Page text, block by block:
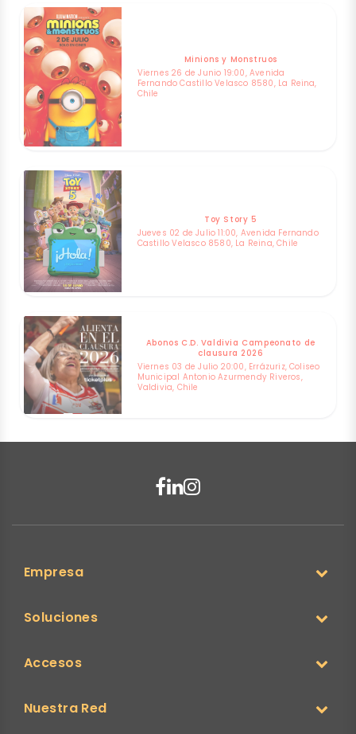
Minions y Monstruos
Viernes 26 de Junio 19:00, Avenida
Fernando Castillo Velasco 8580, La Reina,
Chile
Toy Story 5
Jueves 02 de Julio 11:00, Avenida Fernando
Castillo Velasco 8580, La Reina, Chile
Abonos C.D. Valdivia Campeonato de
clausura 2026
Viernes 03 de Julio 20:00, Errázuriz, Coliseo
Municipal Antonio Azurmendy Riveros,
Valdivia, Chile
Empresa
Soluciones
Accesos
Nuestra Red